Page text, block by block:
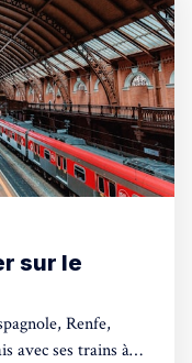
sur le
Renfe,
avec ses trains à